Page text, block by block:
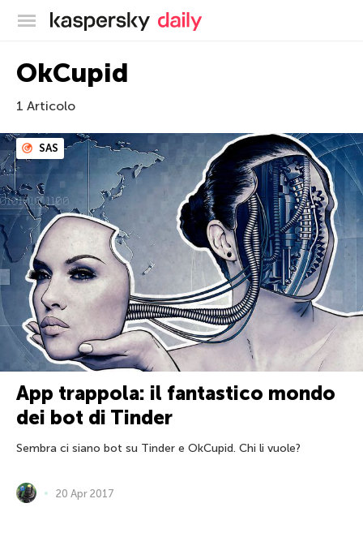
Blog ufficiale di Kaspersky
OkCupid
1 Articolo
SAS
App trappola: il fantastico mondo
dei bot di Tinder
Sembra ci siano bot su Tinder e OkCupid. Chi li vuole?
20 Apr 2017